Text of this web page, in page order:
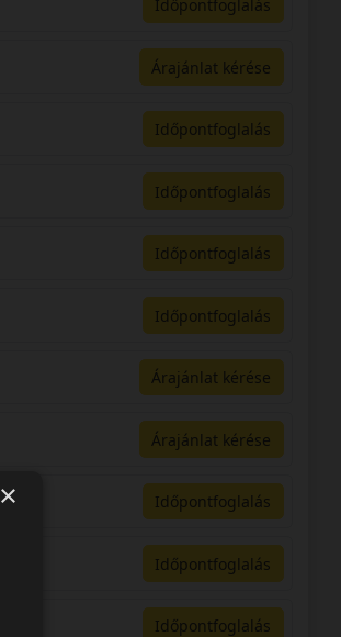
Időpontfoglalás
Árajánlat kérése
Időpontfoglalás
Időpontfoglalás
Időpontfoglalás
Időpontfoglalás
Árajánlat kérése
Árajánlat kérése
Időpontfoglalás
Időpontfoglalás
Időpontfoglalás
×